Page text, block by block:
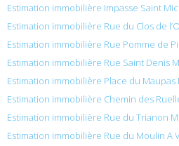
Estimation immobilière Impasse Saint
Estimation immobilière Rue du Clos de
Estimation immobilière Rue Pomme de
Estimation immobilière Rue Saint Denis
Estimation immobilière Place du
Estimation immobilière Chemin des
Estimation immobilière Rue du Trianon
Estimation immobilière Rue du Moulin A